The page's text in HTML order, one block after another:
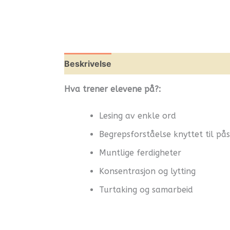
Beskrivelse
Hva trener elevene på?:
Lesing av enkle ord
Begrepsforståelse knyttet til
Muntlige ferdigheter
Konsentrasjon og lytting
Turtaking og samarbeid